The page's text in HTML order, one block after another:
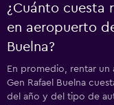
¿Cuánto cuesta
en aeropuerto
Buelna?
En promedio, rentar un
Gen Rafael Buelna
del año y del tipo de